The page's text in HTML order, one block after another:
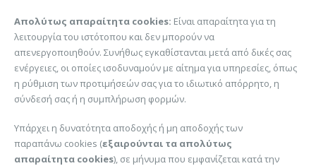
Απολύτως απαραίτητα cookies: Είναι απαραίτητα για τη
λειτουργία του ιστότοπου και δεν μπορούν να
απενεργοποιηθούν. Συνήθως εγκαθίστανται μετά από δικές σας
ενέργειες, οι οποίες ισοδυναμούν με αίτημα για υπηρεσίες, όπως
η ρύθμιση των προτιμήσεών σας για το ιδιωτικό απόρρητο, η
σύνδεσή σας ή η συμπλήρωση φορμών.
Υπάρχει η δυνατότητα αποδοχής ή μη αποδοχής των
παραπάνω cookies (εξαιρούνται τα απολύτως
απαραίτητα cookies), σε μήνυμα που εμφανίζεται κατά την